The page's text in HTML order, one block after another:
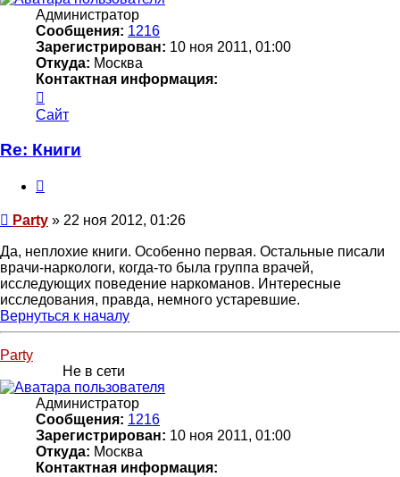
Администратор
Сообщения: 1216
Зарегистрирован: 10 ноя 2011, 01:00
Откуда: Москва
Контактная информация:
информация
пользователя
Сайт
Re: Книги
Сообщение
Party » 22 ноя 2012, 01:26
Да, неплохие книги. Особенно первая. Остальные писали
врачи-наркологи, когда-то была группа врачей,
исследующих поведение наркоманов. Интересные
исследования, правда, немного устаревшие.
Вернуться к началу
Party
Не в сети
Администратор
Сообщения: 1216
Зарегистрирован: 10 ноя 2011, 01:00
Откуда: Москва
Контактная информация: